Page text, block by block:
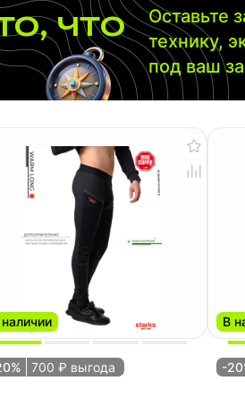
что
Оставьте
технику,
под ваш
700 ₽ выгода
В
-